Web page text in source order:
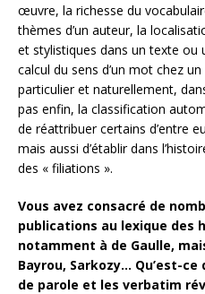
œuvre, la richesse du
thèmes d’un auteur, la
et stylistiques dans un texte ou
calcul du sens d’un mot chez
particulier et naturellement,
pas enfin, la classification
de réattribuer certains d’entre
mais aussi d’établir dans
des « filiations ».
Vous avez consacré de
publications au lexique des
notamment à de Gaulle,
Bayrou, Sarkozy… Qu’est-
de parole et les verbatim